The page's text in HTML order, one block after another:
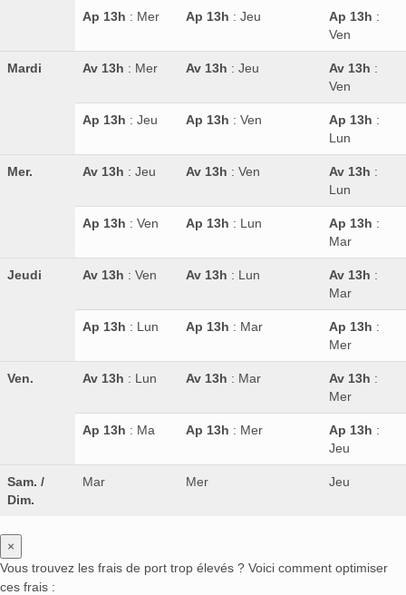
Ap 13h : Mer Ap 13h : Jeu Ap 13h :
Ven
Mardi Av 13h : Mer Av 13h : Jeu Av 13h :
Ven
Ap 13h : Jeu Ap 13h : Ven Ap 13h :
Lun
Mer. Av 13h : Jeu Av 13h : Ven Av 13h :
Lun
Ap 13h : Ven Ap 13h : Lun Ap 13h :
Mar
Jeudi Av 13h : Ven Av 13h : Lun Av 13h :
Mar
Ap 13h : Lun Ap 13h : Mar Ap 13h :
Mer
Ven. Av 13h : Lun Av 13h : Mar Av 13h :
Mer
Ap 13h : Ma Ap 13h : Mer Ap 13h :
Jeu
Sam. /
Dim.
Mar Mer Jeu
×
Vous trouvez les frais de port trop élevés ? Voici comment optimiser
ces frais :